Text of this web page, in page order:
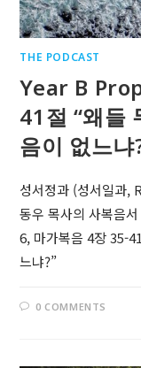
THE PODCAST
Year B
41절 “왜들
음이 없느냐
성서정과 (성서일과
동우 목사의 사복음
6, 마가복음 4장 35-
느냐?”
0 COMMENTS